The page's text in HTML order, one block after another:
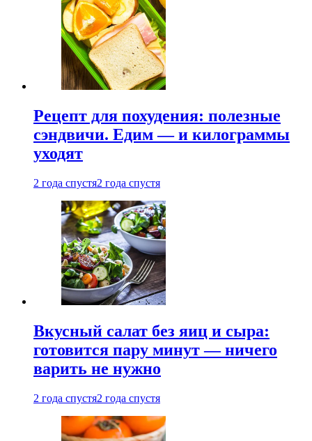
Рецепт для похудения: полезные
сэндвичи. Едим — и килограммы
уходят
2 года спустя2 года спустя
Вкусный салат без яиц и сыра:
готовится пару минут — ничего
варить не нужно
2 года спустя2 года спустя